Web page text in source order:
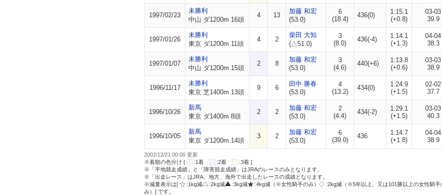
1997/02/23
未勝利
中山 ダ1200m 16頭
4 13
加藤 和宏
(53.0)
6
(18.4)
436(0)
1:15.1
(+0.8)
03-03
39.9
1997/01/26
未勝利
東京 ダ1200m 11頭
4 2
柴田 大知
(△51.0)
3
(8.0)
436(-4)
1:14.1
(+1.3)
04-04
38.3
1997/01/07
未勝利
中山 ダ1200m 15頭
2 8
加藤 和宏
(53.0)
3
(4.6)
440(+6)
1:13.8
(+0.6)
03-03
38.9
1996/11/17
未勝利
東京 芝1400m 13頭
9 6
田中 勝春
(53.0)
4
(13.2)
434(0)
1:24.9
(+1.5)
02-02
37.7
1996/10/26
新馬
東京 ダ1400m 8頭
2 2
加藤 和宏
(53.0)
2
(4.4)
434(-2)
1:29.1
(+1.5)
03-03
40.3
1996/10/05
新馬
東京 ダ1200m 14頭
3 2
加藤 和宏
(53.0)
6
(39.0)
436
1:14.7
(+1.8)
04-04
38.9
2002/12/21 00:00 更新
※着順の色分け [
:1着 :2着
:3着 ]
※「平地競走成績」と「障害競走成績」はJRAのレースのみとなります。
※「出走レース」はJRA、地方、海外で出走したレースの成績となります。
※減量表示は[
:1kg減 :2kg減 :3kg減 :4kg減（※女性騎手のみ）
:2kg減（※5年以上、又は101勝以上の女性騎手
み）] です。